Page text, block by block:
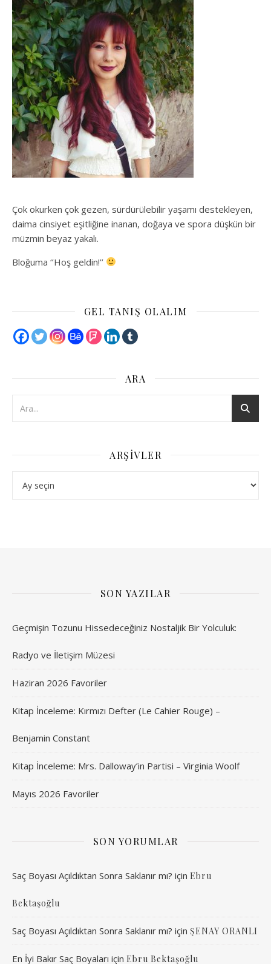
Çok okurken çok gezen, sürdürülebilir yaşamı destekleyen,
daima cinsiyet eşitliğine inanan, doğaya ve spora düşkün bir
müzmin beyaz yakalı.
Bloğuma ‘’Hoş geldin!’’
GEL TANIŞ OLALIM
ARA
ARŞIVLER
SON YAZILAR
Geçmişin Tozunu Hissedeceğiniz Nostaljik Bir Yolculuk:
Radyo ve İletişim Müzesi
Haziran 2026 Favoriler
Kitap İnceleme: Kırmızı Defter (Le Cahier Rouge) –
Benjamin Constant
Kitap İnceleme: Mrs. Dalloway’in Partisi – Virginia Woolf
Mayıs 2026 Favoriler
SON YORUMLAR
Saç Boyası Açıldıktan Sonra Saklanır mı? için Ebru
Bektaşoğlu
Saç Boyası Açıldıktan Sonra Saklanır mı? için ŞENAY ORANLI
En İyi Bakır Saç Boyaları için Ebru Bektaşoğlu